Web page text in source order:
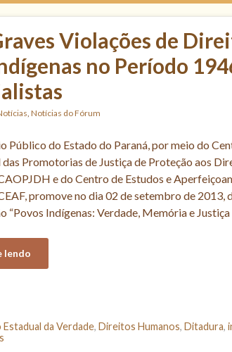
Violações de
no Período
, Notícias do Fórum
Público do Estado do Paraná, por meio do
Promotorias de Justiça de Proteção aos
e do Centro de Estudos e
promove no dia 02 de setembro de 2013,
“Povos Indígenas: Verdade, Memória e
lendo
Estadual da Verdade, Direitos Humanos, Ditadura,